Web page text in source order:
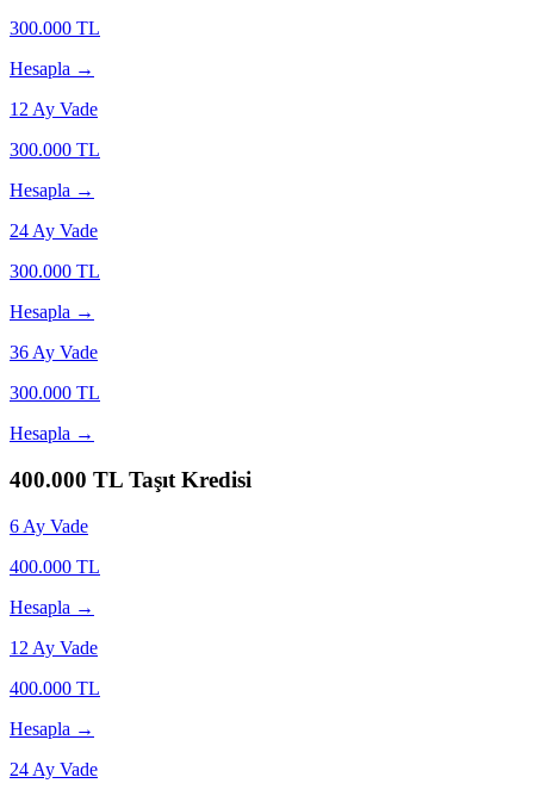
300.000 TL
Hesapla →
12Ay Vade
300.000 TL
Hesapla →
24Ay Vade
300.000 TL
Hesapla →
36Ay Vade
300.000 TL
Hesapla →
400.000 TL Taşıt Kredisi
6 Ay Vade
400.000 TL
Hesapla →
12 Ay Vade
400.000 TL
Hesapla →
24 Ay Vade